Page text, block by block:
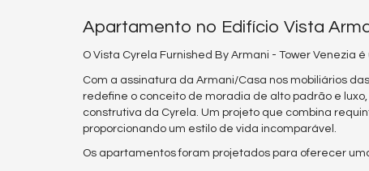
Apartamento no Edifício Vista
O Vista Cyrela Furnished By Armani - Tower Venezia
Com a assinatura da Armani/Casa nos mobiliários
redefine o conceito de moradia de alto padrão e
construtiva da Cyrela. Um projeto que combina
proporcionando um estilo de vida incomparável.
Os apartamentos foram projetados para oferecer